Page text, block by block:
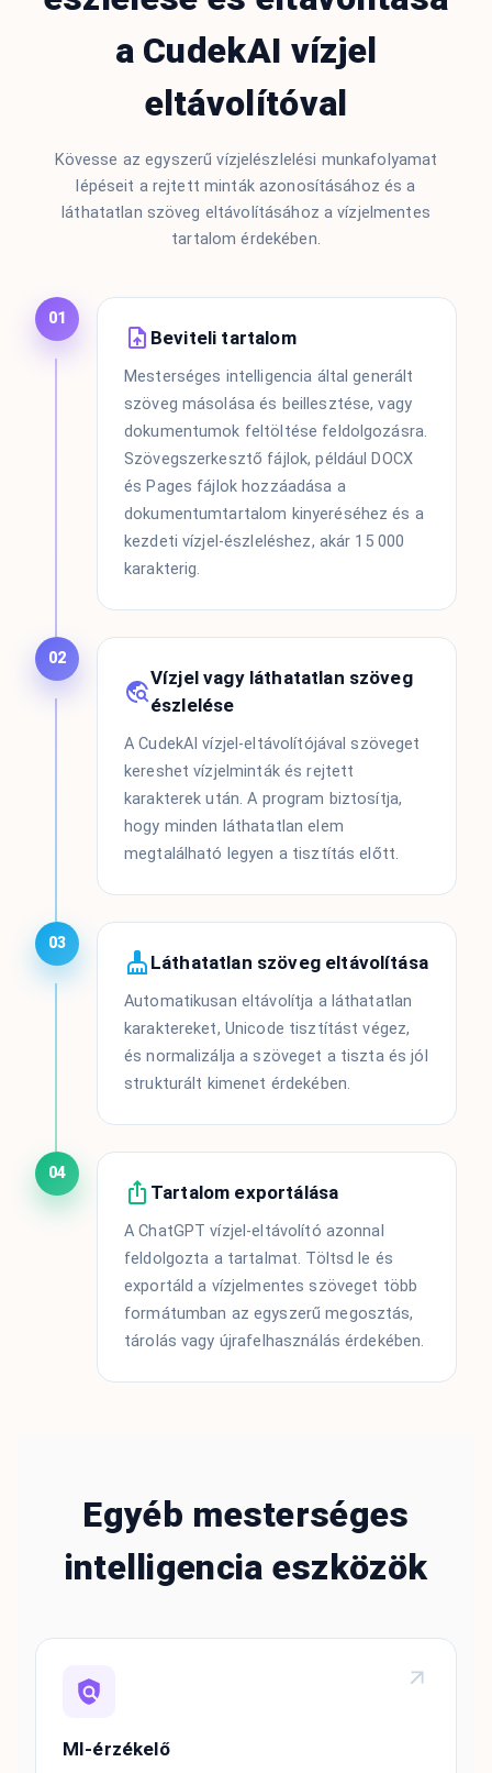
a CudekAI vízjel
eltávolítóval
Kövesse az egyszerű vízjelészlelési munkafolyamat
lépéseit a rejtett minták azonosításához és a
láthatatlan szöveg eltávolításához a vízjelmentes
tartalom érdekében.
01
Beviteli tartalom
Mesterséges intelligencia által generált
szöveg másolása és beillesztése, vagy
dokumentumok feltöltése feldolgozásra.
Szövegszerkesztő fájlok, például DOCX
és Pages fájlok hozzáadása a
dokumentumtartalom kinyeréséhez és a
kezdeti vízjel-észleléshez, akár 15 000
karakterig.
02
Vízjel vagy láthatatlan szöveg
észlelése
A CudekAI vízjel-eltávolítójával szöveget
kereshet vízjelminták és rejtett
karakterek után. A program biztosítja,
hogy minden láthatatlan elem
megtalálható legyen a tisztítás előtt.
03
Láthatatlan szöveg eltávolítása
Automatikusan eltávolítja a láthatatlan
karaktereket, Unicode tisztítást végez,
és normalizálja a szöveget a tiszta és jól
strukturált kimenet érdekében.
04
Tartalom exportálása
A ChatGPT vízjel-eltávolító azonnal
feldolgozta a tartalmat. Töltsd le és
exportáld a vízjelmentes szöveget több
formátumban az egyszerű megosztás,
tárolás vagy újrafelhasználás érdekében.
Egyéb mesterséges
intelligencia eszközök
MI-érzékelő